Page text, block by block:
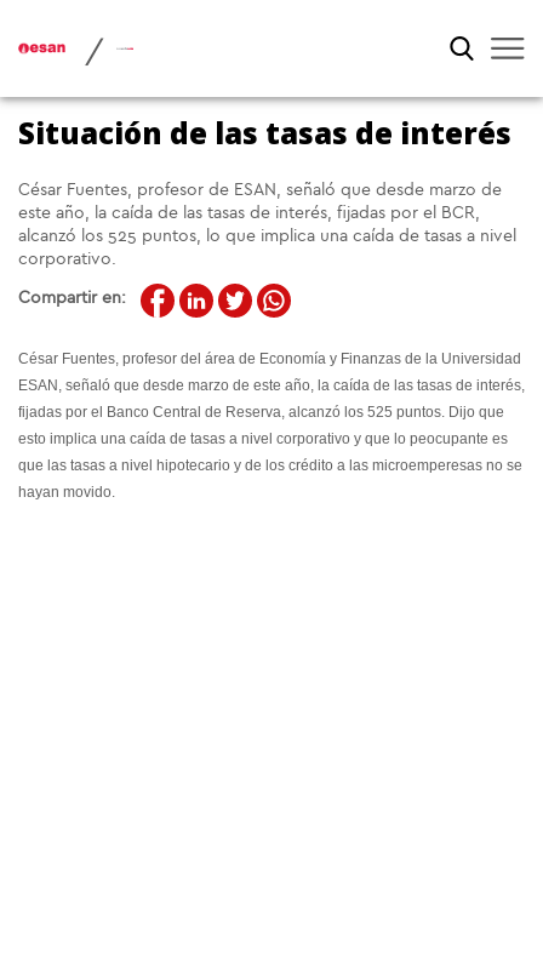
/
Situación de las tasas de interés
César Fuentes, profesor de ESAN, señaló que desde marzo de
este año, la caída de las tasas de interés, fijadas por el BCR,
alcanzó los 525 puntos, lo que implica una caída de tasas a nivel
corporativo.
Compartir en:
César Fuentes, profesor del área de Economía y Finanzas de la Universidad
ESAN, señaló que desde marzo de este año, la caída de las tasas de interés,
fijadas por el Banco Central de Reserva, alcanzó los 525 puntos. Dijo que
esto implica una caída de tasas a nivel corporativo y que lo peocupante es
que las tasas a nivel hipotecario y de los crédito a las microemperesas no se
hayan movido.